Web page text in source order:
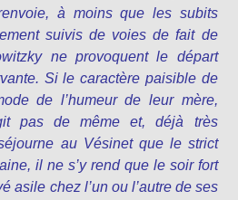
à moins que les subits
suivis de voies de fait de
ne provoquent le départ
Si le caractère paisible de
de l’humeur de leur mère,
pas de même et, déjà très
au Vésinet que le strict
il ne s’y rend que le soir fort
asile chez l’un ou l’autre de ses